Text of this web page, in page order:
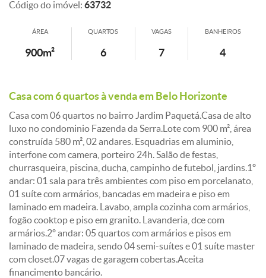
Código do imóvel: 63732
ÁREA
900m²
QUARTOS
6
VAGAS
7
BANHEIROS
4
Casa com 6 quartos à venda em Belo Horizonte
Casa com 06 quartos no bairro Jardim Paquetá.Casa de alto
luxo no condominio Fazenda da Serra.Lote com 900 m², área
construída 580 m², 02 andares. Esquadrias em aluminio,
interfone com camera, porteiro 24h. Salão de festas,
churrasqueira, piscina, ducha, campinho de futebol, jardins.1º
andar: 01 sala para três ambientes com piso em porcelanato,
01 suíte com armários, bancadas em madeira e piso em
laminado em madeira. Lavabo, ampla cozinha com armários,
fogão cooktop e piso em granito. Lavanderia, dce com
armários.2º andar: 05 quartos com armários e pisos em
laminado de madeira, sendo 04 semi-suítes e 01 suíte master
com closet.07 vagas de garagem cobertas.Aceita
financimento bancário.